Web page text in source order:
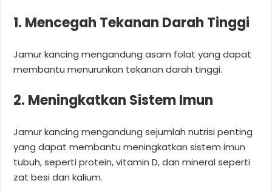
1. Mencegah Tekanan Darah Tinggi
Jamur kancing mengandung asam folat yang dapat
membantu menurunkan tekanan darah tinggi.
2. Meningkatkan Sistem Imun
Jamur kancing mengandung sejumlah nutrisi penting
yang dapat membantu meningkatkan sistem imun
tubuh, seperti protein, vitamin D, dan mineral seperti
zat besi dan kalium.